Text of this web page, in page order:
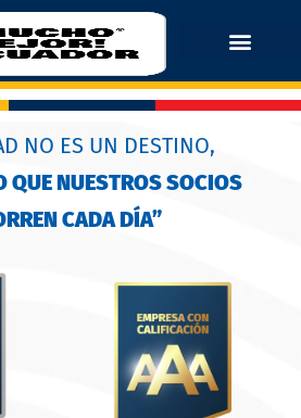
NO ES UN DESTINO,
QUE NUESTROS SOCIOS
CADA DÍA”